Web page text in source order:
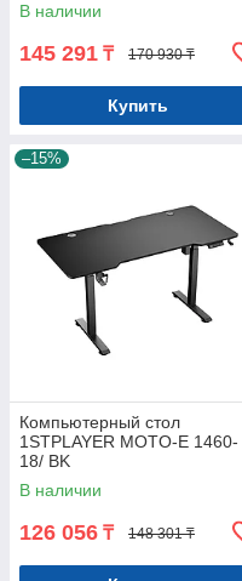
В наличии
145 291 ₸ 170 930 ₸
Купить
–15%
Компьютерный стол
1STPLAYER MOTO-E 1460-
18/ BK
В наличии
126 056 ₸ 148 301 ₸